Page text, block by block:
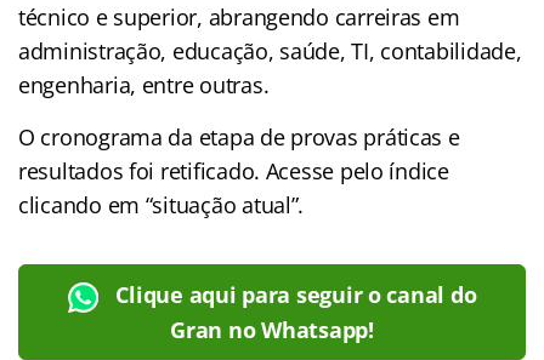
técnico e superior, abrangendo carreiras em
administração, educação, saúde, TI, contabilidade,
engenharia, entre outras.
O cronograma da etapa de provas práticas e
resultados foi retificado. Acesse pelo índice
clicando em “situação atual”.
Clique aqui para seguir o canal do
Gran no Whatsapp!